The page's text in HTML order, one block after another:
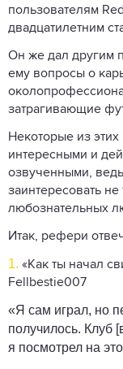
пользователям
двадцатилетним
Он же дал другим
ему вопросы о
затрагивающие
Некоторые из
интересными и
озвученными,
заинтересовать
любознательных
Итак, рефери
1. «Как ты начал
Fellbestie007
«Я сам играл, но
получилось. Клуб
я посмотрел на